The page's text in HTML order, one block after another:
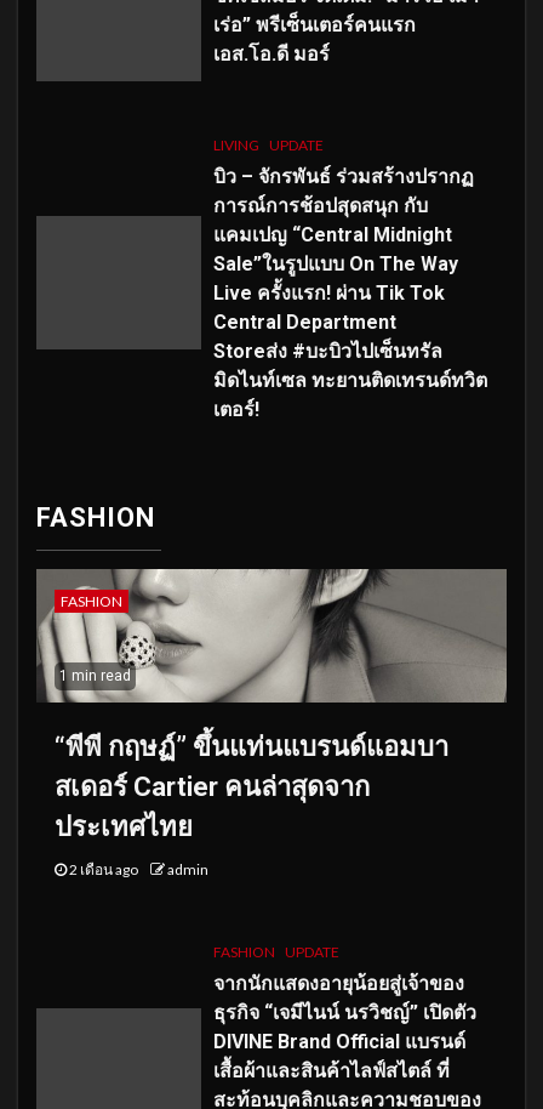
เร่อ” พรีเซ็นเตอร์คนแรก
เอส.โอ.ดี มอร์
LIVING UPDATE
บิว – จักรพันธ์ ร่วมสร้างปรากฏ
การณ์การช้อปสุดสนุก กับ
แคมเปญ “Central Midnight
Sale”ในรูปแบบ On The Way
Live ครั้งแรก! ผ่าน Tik Tok
Central Department
Storeส่ง #บะบิวไปเซ็นทรัล
มิดไนท์เซล ทะยานติดเทรนด์ทวิต
เตอร์!
FASHION
FASHION
1 min read
“พีพี กฤษฏ์” ขึ้นแท่นแบรนด์แอมบา
สเดอร์ Cartier คนล่าสุดจาก
ประเทศไทย
2 เดือน ago admin
FASHION UPDATE
จากนักแสดงอายุน้อยสู่เจ้าของ
ธุรกิจ “เจมีไนน์ นรวิชญ์” เปิดตัว
DIVINE Brand Official แบรนด์
เสื้อผ้าและสินค้าไลฟ์สไตล์ ที่
สะท้อนบุคลิกและความชอบของ